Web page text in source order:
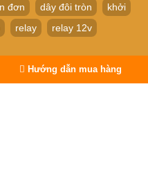
Hướng dẫn mua hàng
đơn dây đôi tròn
khởi
relay
relay 12v
4 14P 24V